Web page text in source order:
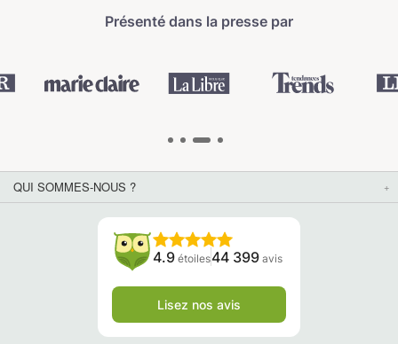
Présenté dans la presse par
QUI SOMMES-NOUS ?
4.9 étoiles44 399 avis
Lisez nos avis